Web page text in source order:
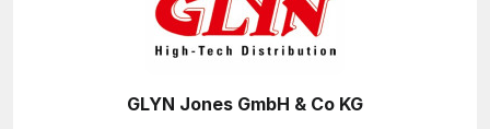
GLYN Jones GmbH & Co KG